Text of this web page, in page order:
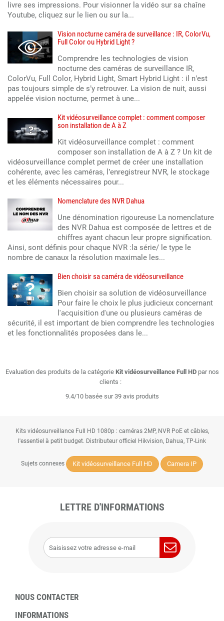
livre ses impressions. Pour visionner la vidéo sur sa chaîne
Youtube, cliquez sur le lien ou sur la...
Vision nocturne caméra de surveillance : IR, ColorVu,
Full Color ou Hybrid Light ?
Comprendre les technologies de vision
nocturne des caméras de surveillance IR,
ColorVu, Full Color, Hybrid Light, Smart Hybrid Light : il n’est
pas toujours simple de s’y retrouver. La vision de nuit, aussi
appelée vision nocturne, permet à une...
Kit vidéosurveillance complet : comment composer
son installation de A à Z
Kit vidéosurveillance complet : comment
composer son installation de A à Z ? Un kit de
vidéosurveillance complet permet de créer une installation
cohérente, avec les caméras, l’enregistreur NVR, le stockage
et les éléments nécessaires pour...
Nomenclature des NVR Dahua
Une dénomination rigoureuse La nomenclature
des NVR Dahua est composée de lettres et de
chiffres ayant chacun leur propre signification.
Ainsi, sont définis pour chaque NVR :la série/ le type le
nombre de canaux la résolution maximale les...
Bien choisir sa caméra de vidéosurveillance
Bien choisir sa solution de vidéosurveillance
Pour faire le choix le plus judicieux concernant
l'acquisition d'une ou plusieurs caméras de
sécurité, il est important de bien comprendre les technologies
et les fonctionnalités proposées dans le...
Evaluation des produits de la catégorie Kit vidéosurveillance Full HDpar nos
clients :
9.4/10 basée sur 39 avis produits
Kits vidéosurveillance Full HD 1080p : caméras 2MP, NVR PoE et câbles,
l'essentiel à petit budget. Distributeur officiel Hikvision, Dahua, TP-Link
Sujets connexes Kit vidéosurveillance Full HD Camera IP
LETTRE D'INFORMATIONS
NOUS CONTACTER
INFORMATIONS